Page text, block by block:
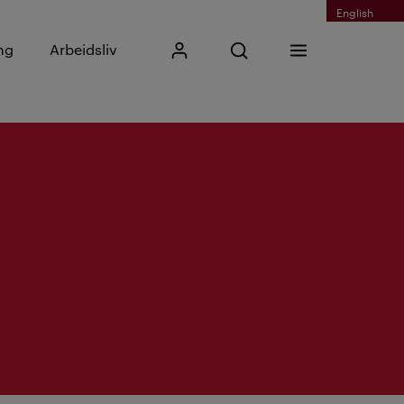
English
Arbeidsliv Mitt KristianiaÅpne søk
Skriv inn søkefrase
Søk
Meny